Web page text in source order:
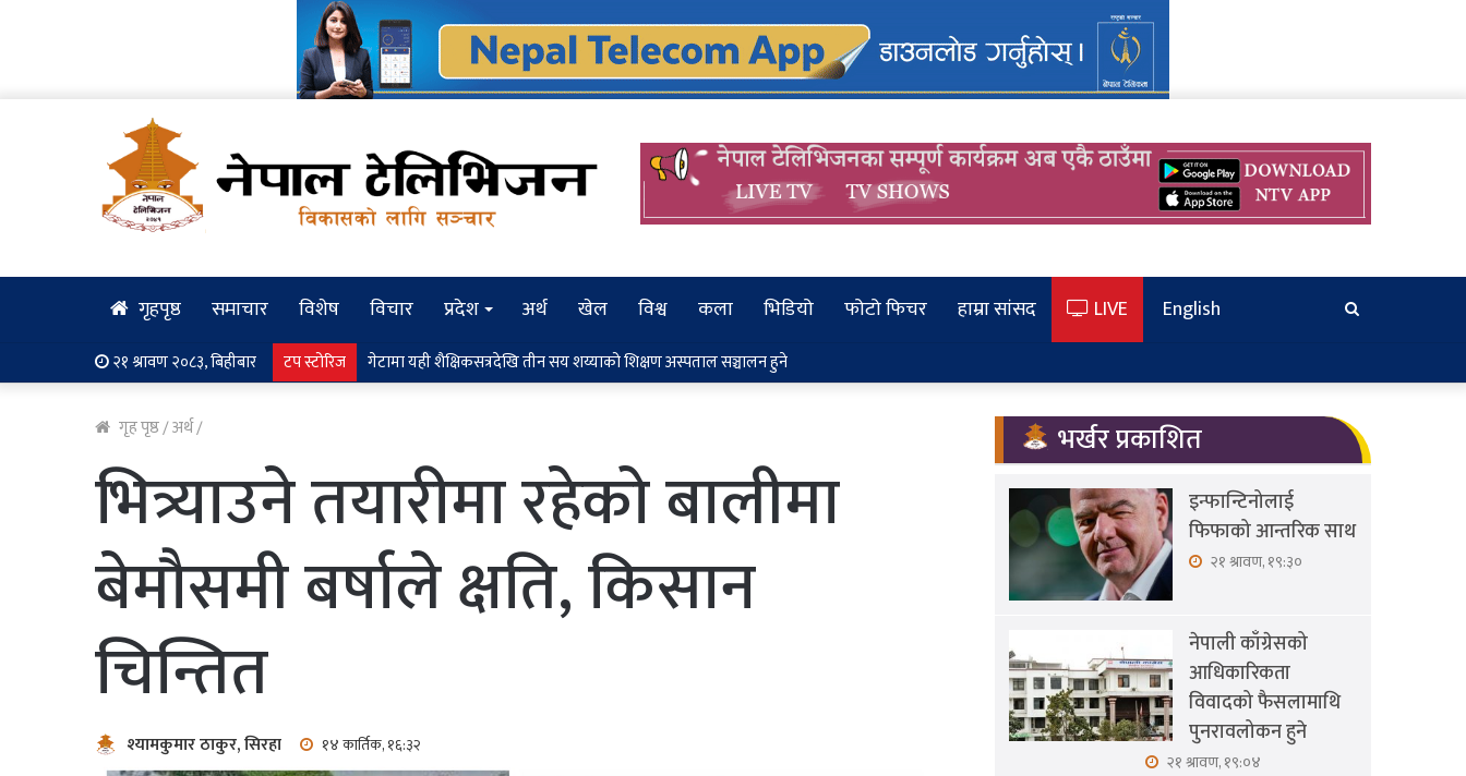
गृहपृष्ठ समाचार विशेष विचार प्रदेश अर्थ खेल विश्व कला भिडियो फोटो फिचर हाम्रा सांसद LIVE English
२१ श्रावण २०८३, बिहीबार टप स्टोरिज गेटामा यही शैक्षिकसत्रदेखि तीन सय शय्याको शिक्षण अस्पताल सञ्चालन हुने
गृह पृष्ठ/अर्थ/
भित्र्याउने तयारीमा रहेको बालीमा
बेमौसमी बर्षाले क्षति, किसान
चिन्तित
श्यामकुमार ठाकुर, सिरहा १४ कार्तिक, १६:३२
भर्खर प्रकाशित
इन्फान्टिनोलाई
फिफाको आन्तरिक साथ
२१ श्रावण, १९:३०
नेपाली काँग्रेसको
आधिकारिकता
विवादको फैसलामाथि
पुनरावलोकन हुने
२१ श्रावण, १९:०४